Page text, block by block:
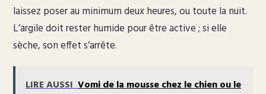
laissez poser au minimum deux heures, ou toute la nuit.
L’argile doit rester humide pour être active ; si elle
sèche, son effet s’arrête.
LIRE AUSSI Vomi de la mousse chez le chien ou le